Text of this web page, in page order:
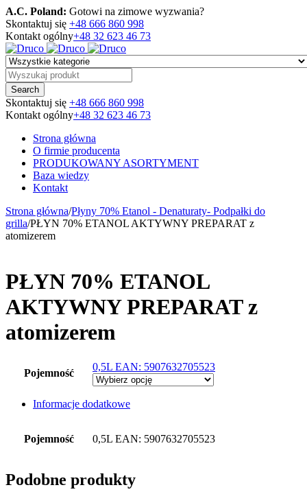
A.C. Poland: Gotowi na zimowe wyzwania?
Skontaktuj się +48 666 860 998
Kontakt ogólny+48 32 623 46 73
Skontaktuj się +48 666 860 998
Kontakt ogólny+48 32 623 46 73
Strona główna
O firmie producenta
PRODUKOWANY ASORTYMENT
Baza wiedzy
Kontakt
Strona główna/Płyny 70% Etanol - Denaturaty- Podpałki do
grilla/PŁYN 70% ETANOL AKTYWNY PREPARAT z
atomizerem
PŁYN 70% ETANOL
AKTYWNY PREPARAT z
atomizerem
Pojemność
0,5L EAN: 5907632705523
Informacje dodatkowe
Pojemność 0,5L EAN: 5907632705523
Podobne produkty